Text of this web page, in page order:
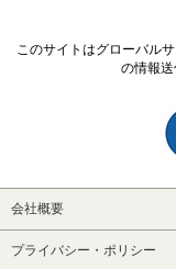
このサイトはグローバル
の情報送
会社概要
プライバシー・ポリシー